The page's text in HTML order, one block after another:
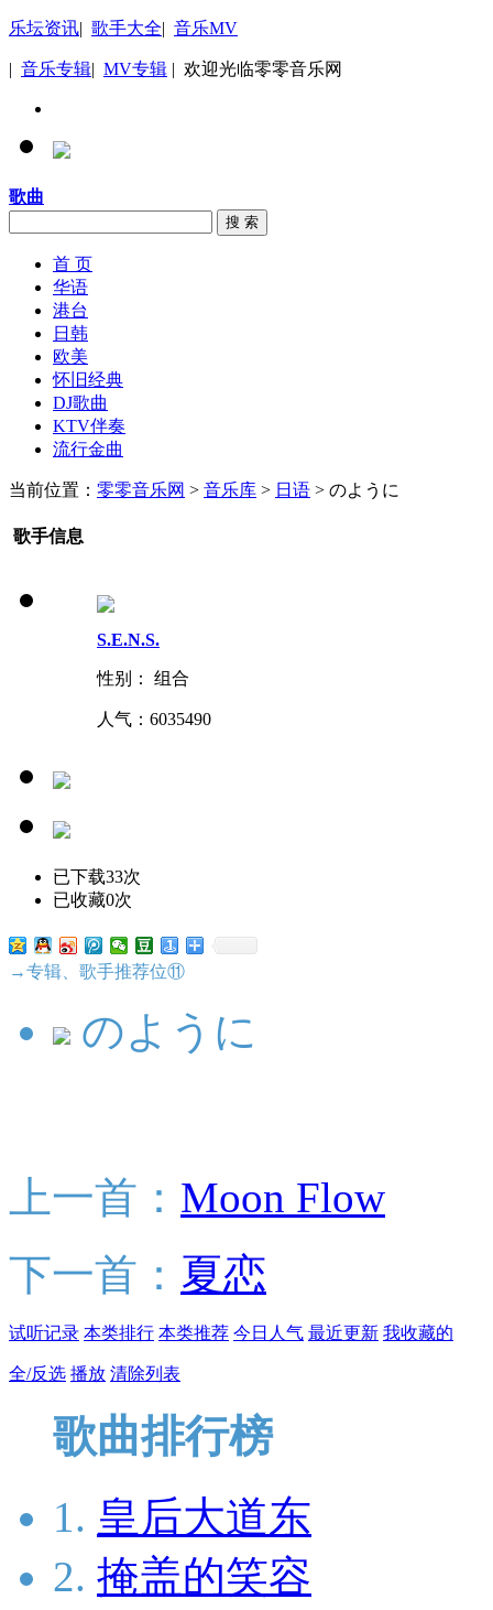
乐坛资讯| 歌手大全| 音乐MV
| 音乐专辑| MV专辑 | 欢迎光临零零音乐网
歌曲
搜 索
首 页
华语
港台
日韩
欧美
怀旧经典
DJ歌曲
KTV伴奏
流行金曲
当前位置： 零零音乐网 > 音乐库 > 日语 > のように
歌手信息
S.E.N.S.
性别： 组合
人气： 6035490
已下载33次
已收藏0次
→专辑、歌手推荐位⑪
のように
上一首： Moon Flow
下一首： 夏恋
试听记录 本类排行 本类推荐 今日人气 最近更新 我收藏的
全/反选 播放 清除列表
歌曲排行榜
1. 皇后大道东
2. 掩盖的笑容